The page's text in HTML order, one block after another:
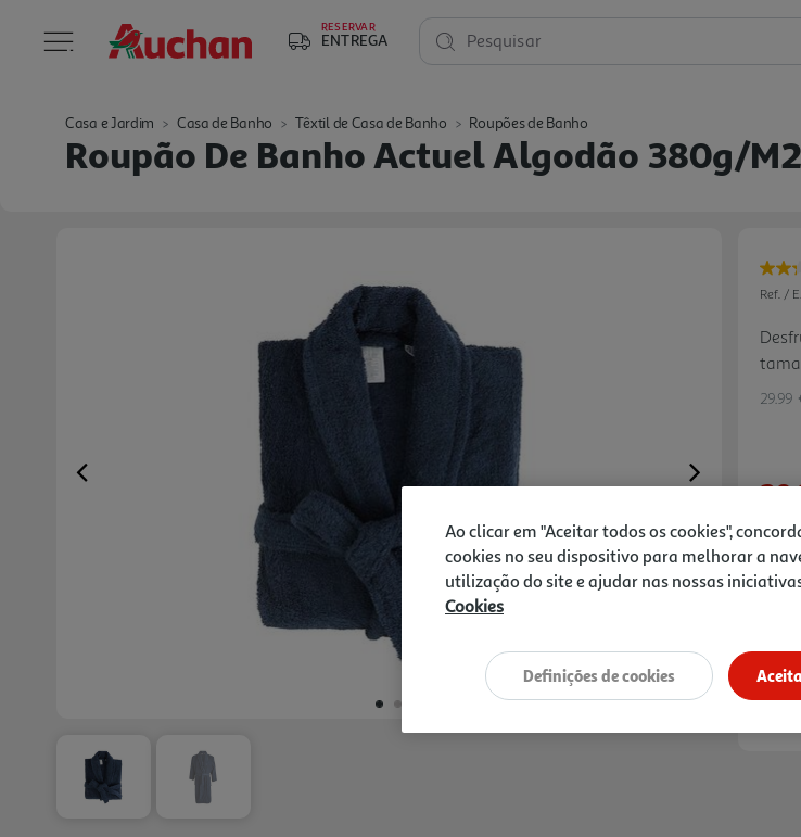
RESERVAR
ENTREGA Pesquisar
Casa e Jardim Casa de Banho Têxtil de Casa de Banho Roupões de Banho
Roupão De Banho Actuel Algodão 380g/
Previous Next
Ref. /
29.99
Ao clicar em "Aceitar todos os cookies",
cookies no seu dispositivo para melhorar a
utilização do site e ajudar nas nossas
Cookies
Definições de cookies